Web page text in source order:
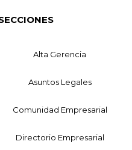
Alta Gerencia
Asuntos Legales
Comunidad Empresarial
Directorio Empresarial